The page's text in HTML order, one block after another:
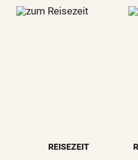
REISEZEIT